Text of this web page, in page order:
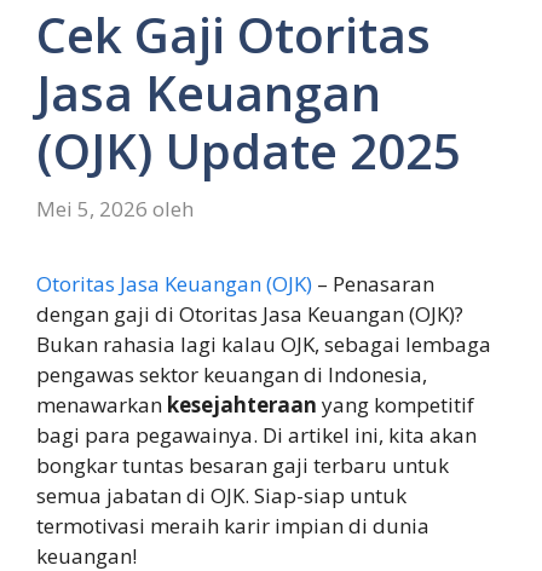
Cek Gaji Otoritas
Jasa Keuangan
(OJK) Update 2025
Mei 5, 2026 oleh
Otoritas Jasa Keuangan (OJK) – Penasaran
dengan gaji di Otoritas Jasa Keuangan (OJK)?
Bukan rahasia lagi kalau OJK, sebagai lembaga
pengawas sektor keuangan di Indonesia,
menawarkan kesejahteraan yang kompetitif
bagi para pegawainya. Di artikel ini, kita akan
bongkar tuntas besaran gaji terbaru untuk
semua jabatan di OJK. Siap-siap untuk
termotivasi meraih karir impian di dunia
keuangan!